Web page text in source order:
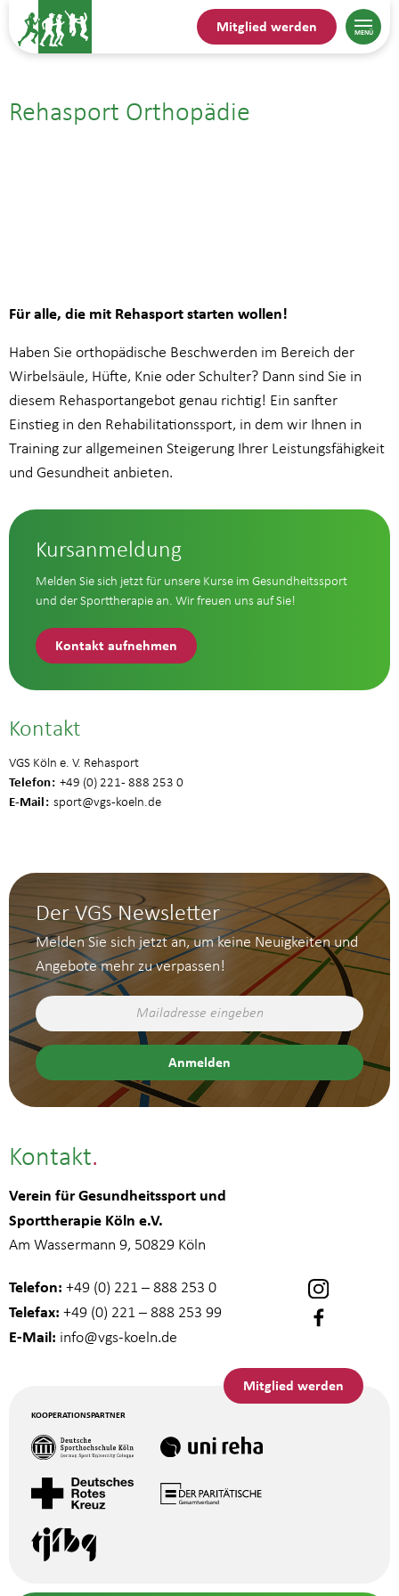
Mitglied werden
Rehasport Orthopädie
16.06.| 14:45
Für alle, die mit Rehasport starten wollen!
Haben Sie orthopädische Beschwerden im Bereich der
Wirbelsäule, Hüfte, Knie oder Schulter? Dann sind Sie in
diesem Rehasportangebot genau richtig! Ein sanfter
Einstieg in den Rehabilitationssport, in dem wir Ihnen in
Training zur allgemeinen Steigerung Ihrer Leistungsfähigkeit
und Gesundheit anbieten.
Kursanmeldung
Melden Sie sich jetzt für unsere Kurse im Gesundheitssport
und der Sporttherapie an. Wir freuen uns auf Sie!
Kontakt aufnehmen
Kontakt
VGS Köln e. V. Rehasport
Telefon +49 (0) 221 - 888 253 0
E-Mail sport@vgs-koeln.de
Der VGS Newsletter
Melden Sie sich jetzt an, um keine Neuigkeiten und
Angebote mehr zu verpassen!
Kontakt
Verein für Gesundheitssport und
Sporttherapie Köln e.V.
Am Wassermann 9, 50829 Köln
Telefon: +49 (0) 221 – 888 253 0
Telefax: +49 (0) 221 – 888 253 99
E-Mail: info@vgs-koeln.de
Mitglied werden
KOOPERATIONSPARTNER